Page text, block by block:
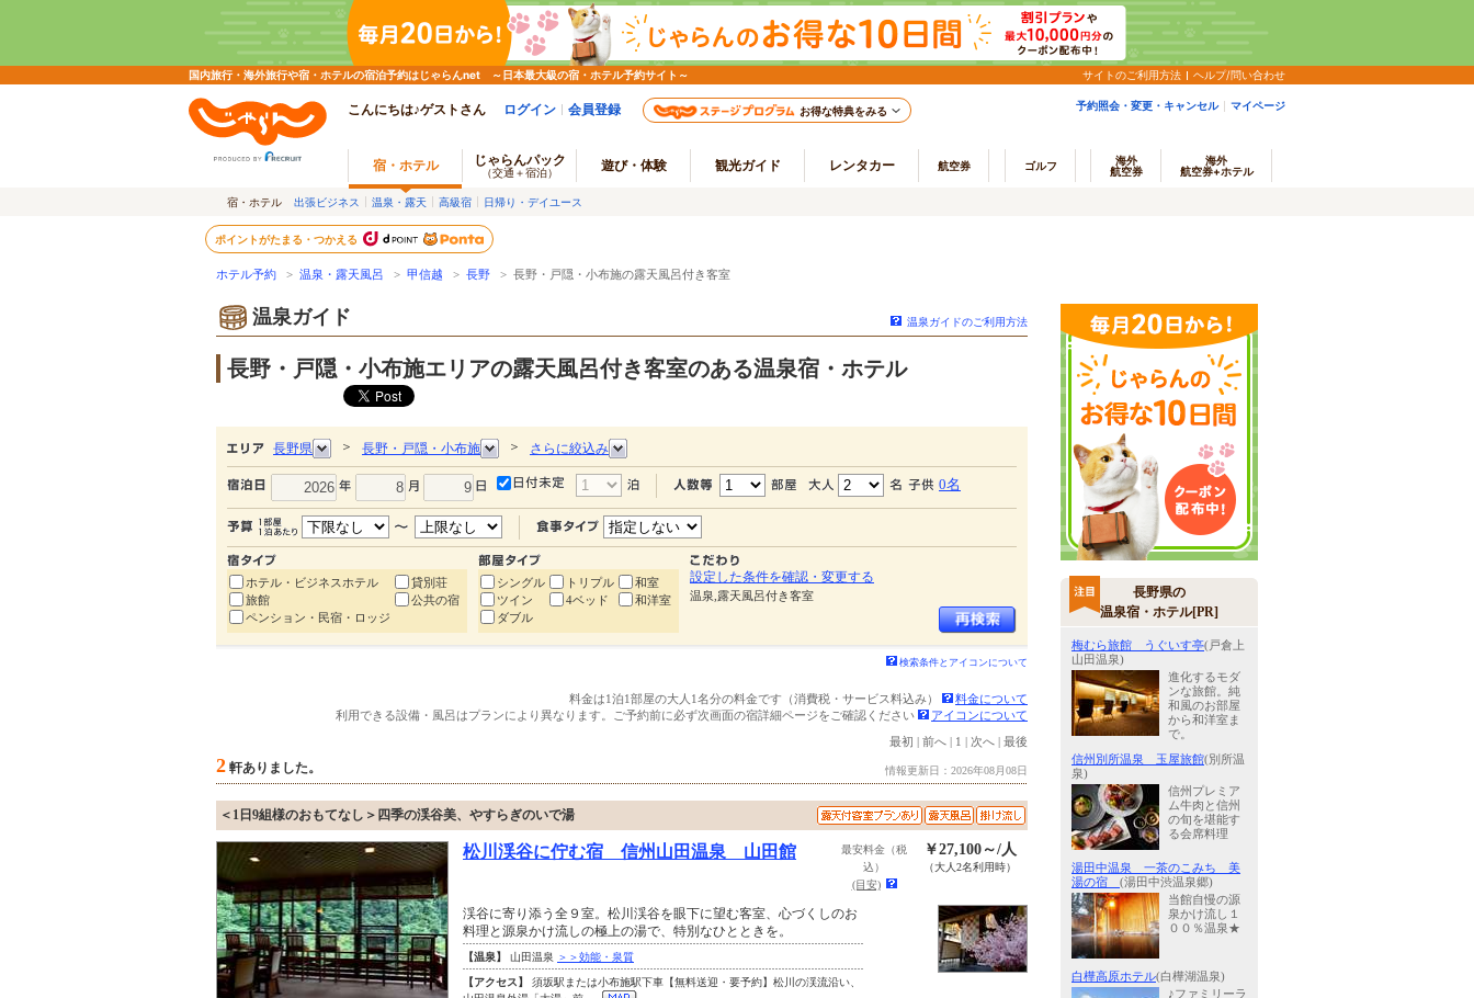
国内旅行・海外旅行や宿・ホテルの宿泊予約はじゃらんnet ～日本最大級の宿・ホテル予約サイト～ サイトのご利用方法 ヘルプ/問い合わせ
こんにちは♪ゲストさん ログイン 会員登録 お得な特典をみる 予約照会・変更・キャンセル マイページ
宿・ホテル じゃらんパック
（交通＋宿泊） 遊び・体験 観光ガイド レンタカー 航空券 ゴルフ
海外
航空券
海外
航空券+ホテル
宿・ホテル 出張ビジネス 温泉・露天 高級宿 日帰り・デイユース
ポイントがたまる・つかえる
ホテル予約 > 温泉・露天風呂 > 甲信越 > 長野 > 長野・戸隠・小布施の露天風呂付き客室
温泉ガイド 温泉ガイドのご利用方法
長野・戸隠・小布施エリアの露天風呂付き客室のある温泉宿・ホテル
長野県 ＞ 長野・戸隠・小布施 ＞ さらに絞込み
0名
ホテル・ビジネスホテル
貸別荘
旅館
公共の宿
ペンション・民宿・ロッジ
シングル トリプル
和室
ツイン
4ベッド
和洋室
ダブル
設定した条件を確認・変更する
温泉,露天風呂付き客室
検索条件とアイコンについて
料金は1泊1部屋の大人1名分の料金です（消費税・サービス料込み）
料金について
利用できる設備・風呂はプランにより異なります。ご予約前に必ず次画面の宿詳細ページをご確認ください
アイコンについて
最初 | 前へ | 1 | 次へ | 最後
2 軒ありました。 情報更新日：2026年08月08日
＜1日9組様のおもてなし＞四季の渓谷美、やすらぎのいで湯
松川渓谷に佇む宿 信州山田温泉 山田館
最安料金（税
込）
(目安)
￥27,100～/人
（大人2名利用時）
渓谷に寄り添う全９室。松川渓谷を眼下に望む客室、心づくしのお
料理と源泉かけ流しの極上の湯で、特別なひとときを。
【温泉】 山田温泉 ＞＞効能・泉質
【アクセス】
須坂駅または小布施駅下車【無料送迎・要予約】松川の渓流沿い、
長野県の
温泉宿・ホテル[PR]
梅むら旅館 うぐいす亭(戸倉上
山田温泉)
進化するモダ
ンな旅館。純
和風のお部屋
から和洋室ま
で。
信州別所温泉 玉屋旅館(別所温
泉)
信州プレミア
ム牛肉と信州
の旬を堪能す
る会席料理
湯田中温泉 一茶のこみち 美
湯の宿 (湯田中渋温泉郷)
当館自慢の源
泉かけ流し１
００％温泉★
白樺高原ホテル(白樺湖温泉)
♪ファミリーラ